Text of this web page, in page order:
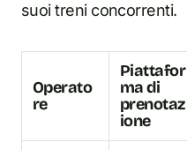
suoi treni concorrenti.
Operato
re
Piattafor
ma di
prenotaz
ione